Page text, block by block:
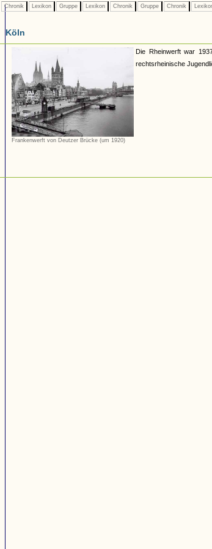
Chronik Lexikon Gruppe Lexikon Chronik Gruppe Chronik
Köln
Frankenwerft von Deutzer Brücke (um 1920)
Die Rheinwerft war
rechtsrheinische